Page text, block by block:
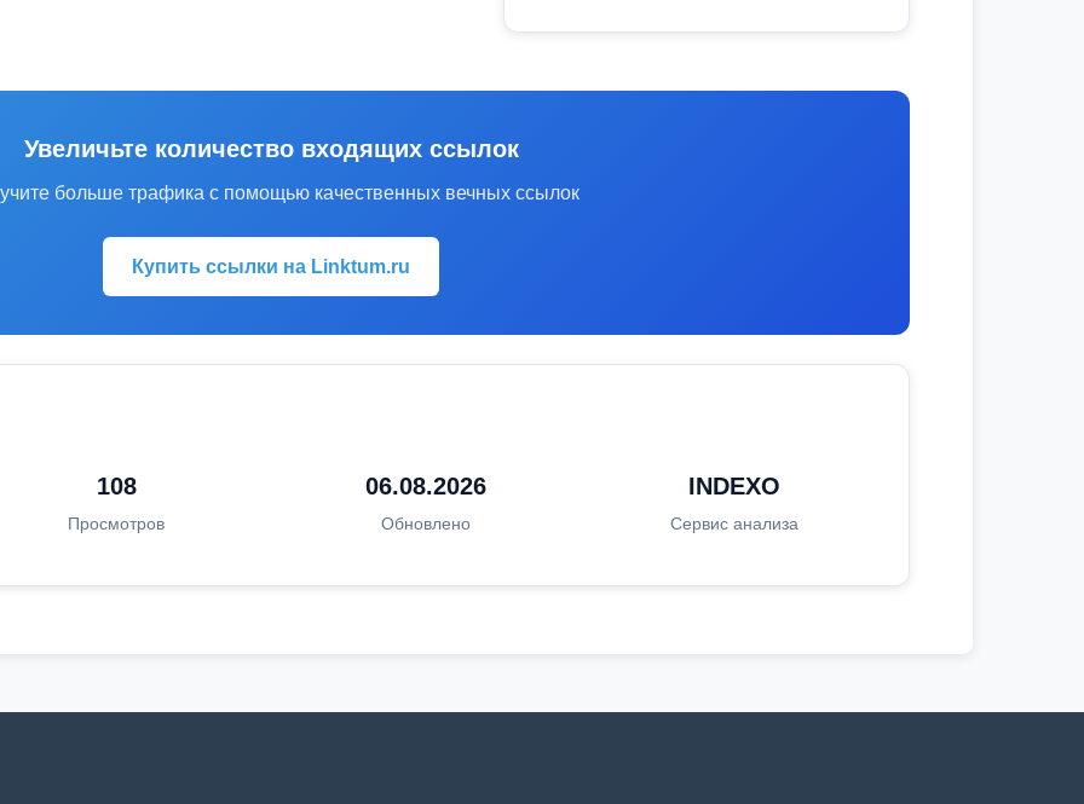
Увеличьте количество входящих ссылок
больше трафика с помощью качественных вечных ссылок
Купить ссылки на Linktum.ru
108
Просмотров
06.08.2026
Обновлено
INDEXO
Сервис анализа